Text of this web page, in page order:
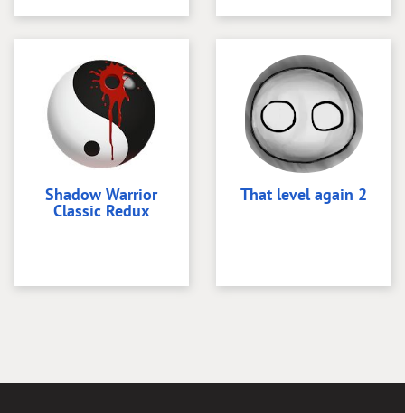
Shadow Warrior
Classic Redux
That level again 2